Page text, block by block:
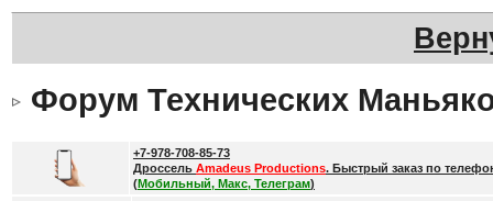
Форум Технических
+7-978-708-85-73
Дроссель Amadeus Productions. Быстрый заказ по
(Мобильный, Макс, Телеграм)